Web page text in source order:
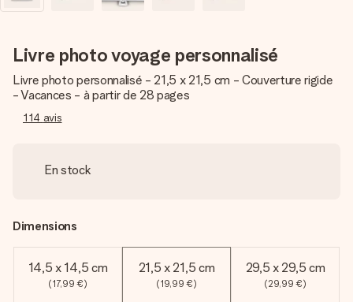
Livre photo voyage personnalisé
Livre photo personnalisé - 21,5 x 21,5 cm - Couverture rigide
- Vacances - à partir de 28 pages
114 avis
En stock
Dimensions
14,5 x 14,5 cm
(17,99 €)
21,5 x 21,5 cm
(19,99 €)
29,5 x 29,5 cm
(29,99 €)